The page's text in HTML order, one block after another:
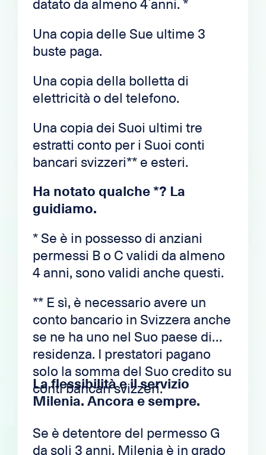
datato da almeno 4 anni. *
Una copia delle Sue ultime 3
buste paga.
Una copia della bolletta di
elettricità o del telefono.
Una copia dei Suoi ultimi tre
estratti conto per i Suoi conti
bancari svizzeri** e esteri.
Ha notato qualche *? La
guidiamo.
* Se è in possesso di anziani
permessi B o C validi da almeno
4 anni, sono validi anche questi.
** E sì, è necessario avere un
conto bancario in Svizzera anche
se ne ha uno nel Suo paese di
residenza. I prestatori pagano
solo la somma del Suo credito su
conti bancari svizzeri.
La flessibilità e il servizio
Milenia. Ancora e sempre.
Se è detentore del permesso G
da soli 3 anni, Milenia è in grado